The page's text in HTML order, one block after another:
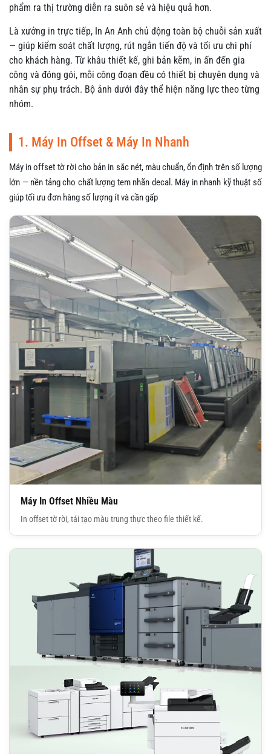
phẩm ra thị trường diễn ra suôn sẻ và hiệu quả hơn.
Là xưởng in trực tiếp, In An Anh chủ động toàn bộ chuỗi sản xuất
— giúp kiểm soát chất lượng, rút ngắn tiến độ và tối ưu chi phí
cho khách hàng. Từ khâu thiết kế, ghi bản kẽm, in ấn đến gia
công và đóng gói, mỗi công đoạn đều có thiết bị chuyên dụng và
nhân sự phụ trách. Bộ ảnh dưới đây thể hiện năng lực theo từng
nhóm.
1. Máy In Offset & Máy In Nhanh
Máy in offset tờ rời cho bản in sắc nét, màu chuẩn, ổn định trên số lượng
lớn — nền tảng cho chất lượng tem nhãn decal. Máy in nhanh kỹ thuật số
giúp tối ưu đơn hàng số lượng ít và cần gấp
Máy In Offset Nhiều Màu
In offset tờ rời, tái tạo màu trung thực theo file thiết kế.